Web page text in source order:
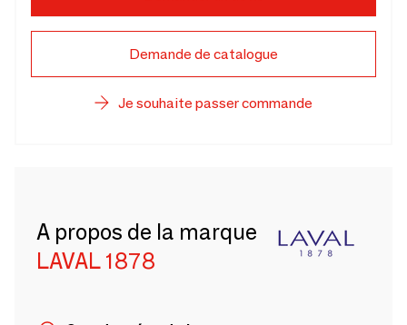
Demande de catalogue
Je souhaite passer commande
A propos de la marque
LAVAL 1878